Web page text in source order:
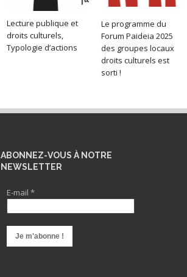
Lecture publique et
droits culturels,
Typologie d’actions
Le programme du
Forum Paideia 2025
des groupes locaux
droits culturels est
sorti !
ABONNEZ-VOUS À NOTRE
NEWSLETTER
E-mail *